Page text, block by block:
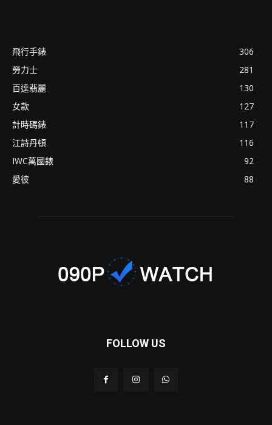
飛行手錶
306
勞力士
281
百達翡麗
130
女款
127
計時碼錶
117
江詩丹頓
116
IWC萬國錶
92
愛彼
88
FOLLOW US